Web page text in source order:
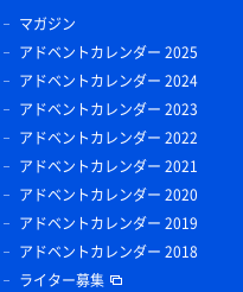
マガジン
アドベントカレンダー 2025
アドベントカレンダー 2024
アドベントカレンダー 2023
アドベントカレンダー 2022
アドベントカレンダー 2021
アドベントカレンダー 2020
アドベントカレンダー 2019
アドベントカレンダー 2018
ライター募集